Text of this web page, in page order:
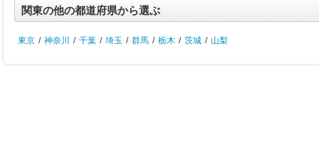
関東の他の都道府県から選ぶ
東京 / 神奈川 / 千葉 / 埼玉 / 群馬 / 栃木 / 茨城 / 山梨